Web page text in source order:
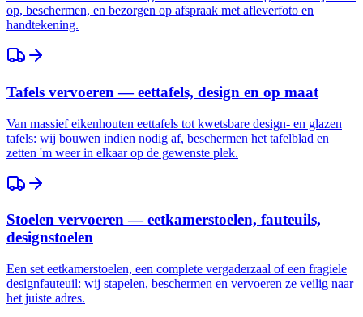
op, beschermen, en bezorgen op afspraak met afleverfoto en
handtekening.
Tafels vervoeren — eettafels, design en op maat
Van massief eikenhouten eettafels tot kwetsbare design- en glazen
tafels: wij bouwen indien nodig af, beschermen het tafelblad en
zetten 'm weer in elkaar op de gewenste plek.
Stoelen vervoeren — eetkamerstoelen, fauteuils,
designstoelen
Een set eetkamerstoelen, een complete vergaderzaal of een fragiele
designfauteuil: wij stapelen, beschermen en vervoeren ze veilig naar
het juiste adres.